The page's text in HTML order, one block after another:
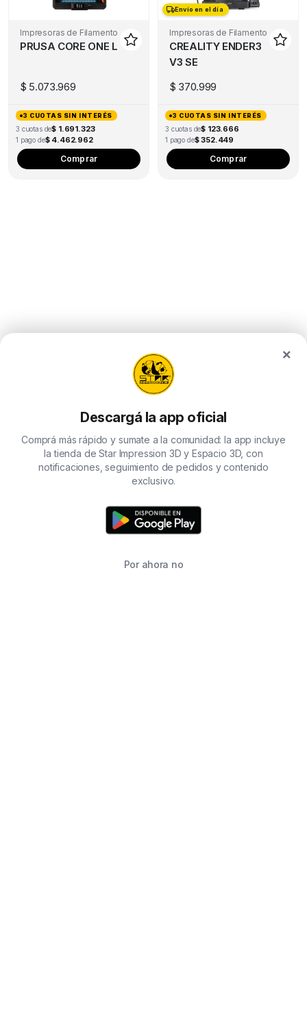
Impresoras de Filamento
PRUSA CORE ONE L
$ 5.073.969
3 CUOTAS SIN INTERÉS
3 cuotas de$ 1.691.323
1 pago de$ 4.462.962
Comprar
Envío en el día
Envío en el día
Impresoras de Filamento
CREALITY ENDER3
V3 SE
$ 370.999
3 CUOTAS SIN INTERÉS
3 cuotas de$ 123.666
1 pago de$ 352.449
Comprar
×
Descargá la app oficial
Comprá más rápido y sumate a la comunidad: la app incluye
la tienda de Star Impression 3D y Espacio 3D, con
notificaciones, seguimiento de pedidos y contenido
exclusivo.
Por ahora no